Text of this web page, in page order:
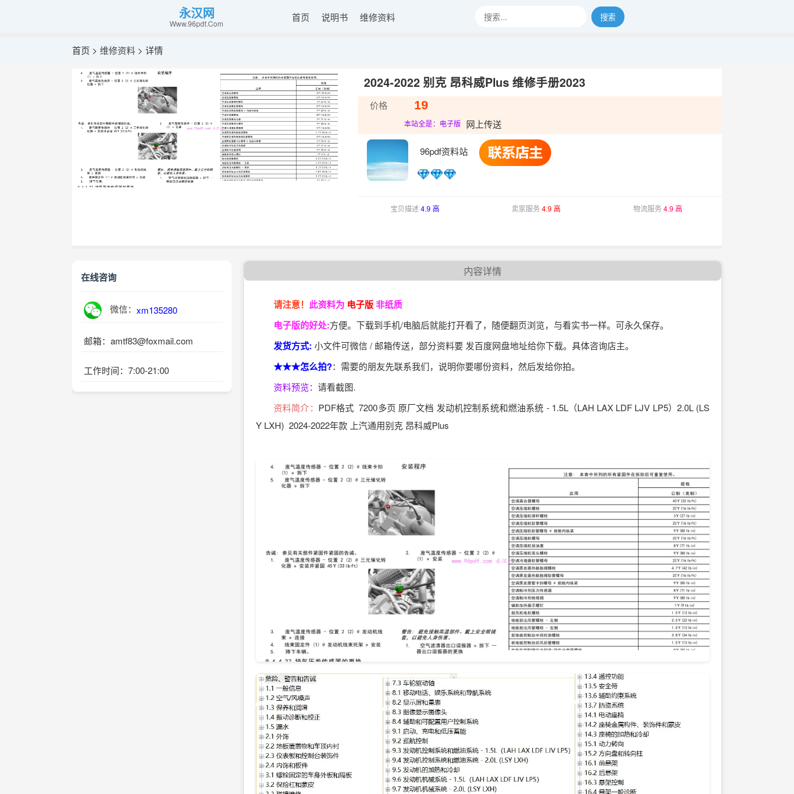
永汉网
Www.96pdf.Com
首页 说明书 维修资料 搜索
首页 > 维修资料 > 详情
2024-2022 别克 昂科威Plus 维修手册2023
价格 19
本站全是：电子版 网上传送
96pdf资料站
宝贝描述 4.9 高 卖家服务4.9 高 物流服务 4.9 高
在线咨询
微信： xm135280
邮箱：amtf83@foxmail.com
工作时间：7:00-21:00
内容详情
请注意！ 此资料为 电子版非纸质
电子版的好处:方便。下载到手机/电脑后就能打开看了，随便翻页浏览，与看实书一样。可永久保存。
发货方式: 小文件可微信 / 邮箱传送，部分资料要 发百度网盘地址给你下载。具体咨询店主。
★★★怎么拍?：需要的朋友先联系我们，说明你要哪份资料，然后发给你拍。
资料预览： 请看截图.
资料简介： PDF格式 7200多页 原厂文档 发动机控制系统和燃油系统 - 1.5L（LAH LAX LDF LJV LP5）2.0L (LS
Y LXH) 2024-2022年款 上汽通用别克 昂科威Plus